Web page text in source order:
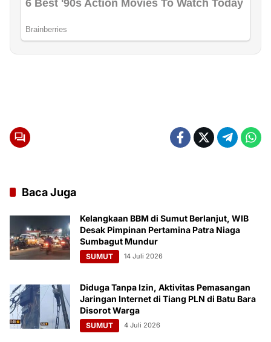
Baca Juga
Kelangkaan BBM di Sumut Berlanjut, WIB
Desak Pimpinan Pertamina Patra Niaga
Sumbagut Mundur
SUMUT 14 Juli 2026
Diduga Tanpa Izin, Aktivitas Pemasangan
Jaringan Internet di Tiang PLN di Batu Bara
Disorot Warga
SUMUT 4 Juli 2026